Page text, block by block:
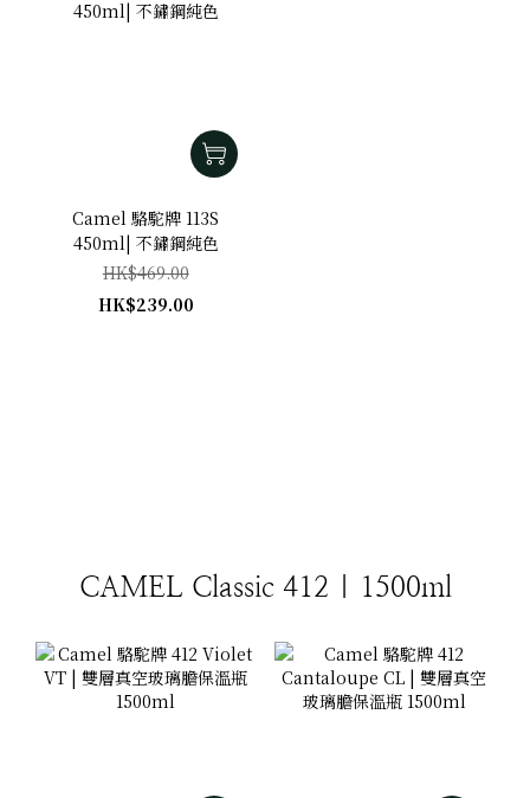
Camel 駱駝牌 113S
450ml| 不鏽鋼純色
HK$469.00
HK$239.00
CAMEL Classic 412 | 1500ml